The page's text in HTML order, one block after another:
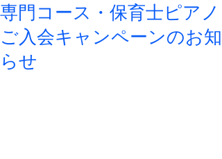
専門コース・保育士ピアノ
ご入会キャンペーンのお知
らせ